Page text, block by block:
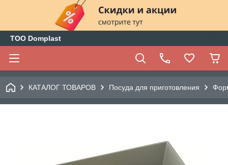
ТОО Domplast
КАТАЛОГ ТОВАРОВ Посуда для приготовления